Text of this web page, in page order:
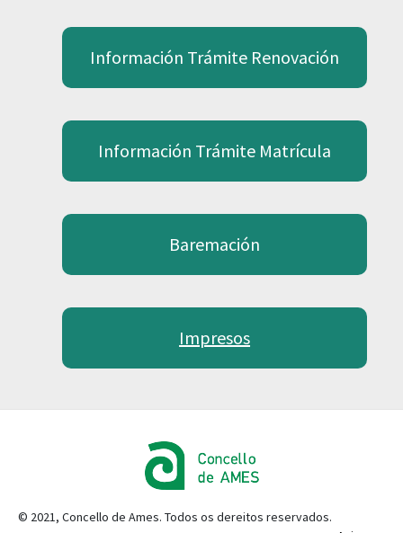
Información Trámite Renovación
Información Trámite Matrícula
Baremación
Impresos
© 2021, Concello de Ames. Todos os dereitos reservados.